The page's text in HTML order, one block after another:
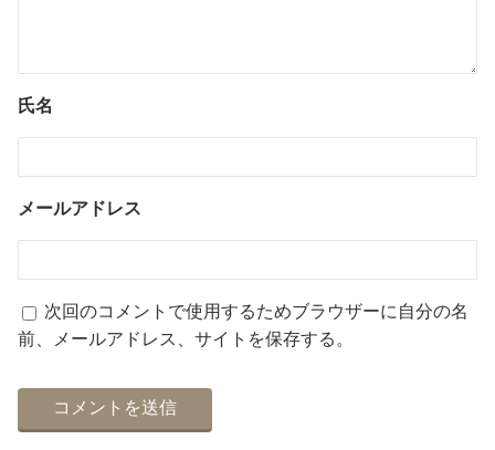
氏名
メールアドレス
次回のコメントで使用するためブラウザーに自分の名
前、メールアドレス、サイトを保存する。